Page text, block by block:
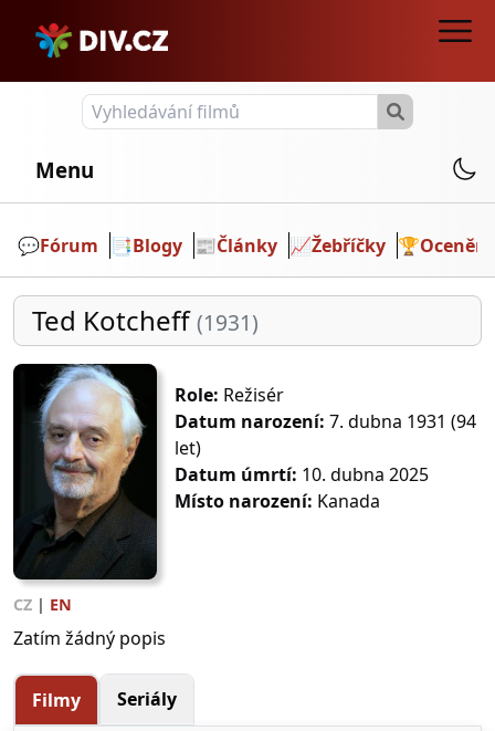
Menu
💬️Fórum 📑Blogy 📰Články 📈Žebříčky 🏆Ocenění
Ted Kotcheff(1931)
Role: Režisér
Datum narození: 7. dubna 1931 (94
let)
Datum úmrtí: 10. dubna 2025
Místo narození: Kanada
CZ | EN
Zatím žádný popis
Filmy
Seriály